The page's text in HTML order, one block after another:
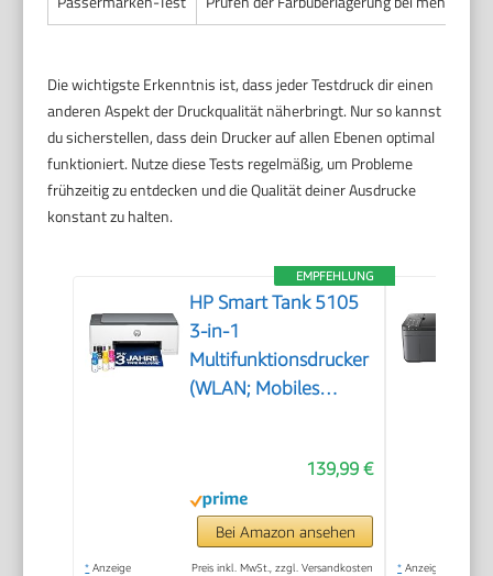
Die wichtigste Erkenntnis ist, dass jeder Testdruck dir einen
anderen Aspekt der Druckqualität näherbringt. Nur so kannst
du sicherstellen, dass dein Drucker auf allen Ebenen optimal
funktioniert. Nutze diese Tests regelmäßig, um Probleme
frühzeitig zu entdecken und die Qualität deiner Ausdrucke
konstant zu halten.
EMPFEHLUNG
HP Smart Tank 5105
3-in-1
Multifunktionsdrucker
(WLAN; Mobiles
Jahre Garantie,
großer Tintentank,
hohe Reichweite,
Drucken in hoher
139,99 €
Bei Amazon ansehen
* Anzeige Preis inkl. MwSt., zzgl. Versandkosten * Anzeige